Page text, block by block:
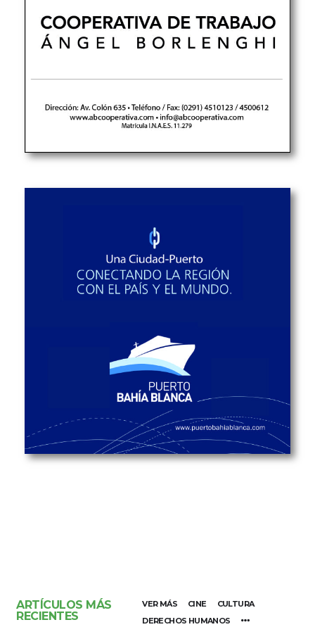
ARTÍCULOS MÁS
RECIENTES
VER MÁS CINE
CULTURA
DERECHOS HUMANOS